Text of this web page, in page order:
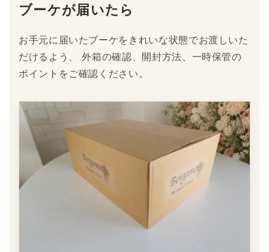
ブーケが届いたら
お手元に届いたブーケをきれいな状態でお渡しいた
だけるよう、 外箱の確認、開封方法、一時保管の
ポイントをご確認ください。